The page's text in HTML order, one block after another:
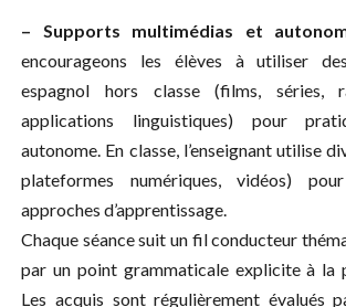
– Supports multimédias et
encourageons les élèves à utiliser
espagnol hors classe (films, séries,
applications linguistiques) pour
autonome. En classe, l’enseignant utilise
plateformes numériques, vidéos)
approches d’apprentissage.
Chaque séance suit un fil conducteur
par un point grammaticale explicite à la
Les acquis sont régulièrement évalués